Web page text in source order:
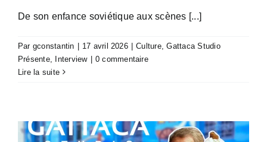
De son enfance soviétique aux scènes [...]
Par gconstantin | 17 avril 2026 | Culture,Gattaca Studio
Présente, Interview | 0 commentaire
Lire la suite